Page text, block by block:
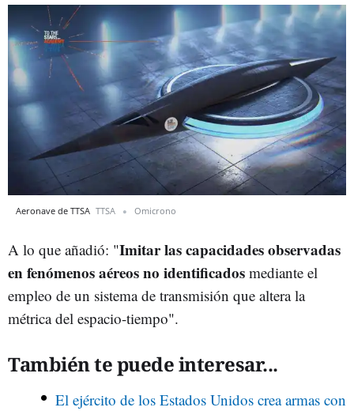
Aeronave de TTSA TTSA Omicrono
A lo que añadió: "Imitar las capacidades observadas
en fenómenos aéreos no identificados mediante el
empleo de un sistema de transmisión que altera la
métrica del espacio-tiempo".
También te puede interesar...
El ejército de los Estados Unidos crea armas con